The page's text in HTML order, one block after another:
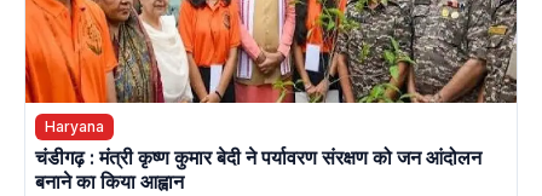
Haryana
चंडीगढ़ : मंत्री कृष्ण कुमार बेदी ने पर्यावरण संरक्षण को जन आंदोलन
बनाने का किया आह्वान